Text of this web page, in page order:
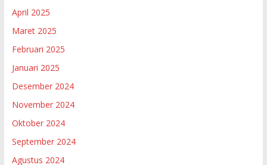
April 2025
Maret 2025
Februari 2025
Januari 2025
Desember 2024
November 2024
Oktober 2024
September 2024
Agustus 2024